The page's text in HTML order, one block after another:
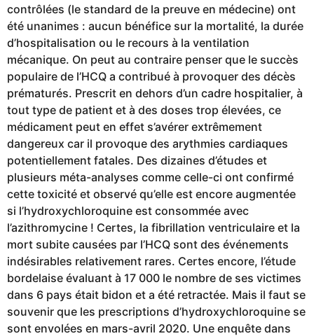
contrôlées (le standard de la preuve en médecine) ont
été unanimes : aucun bénéfice sur la mortalité, la durée
d’hospitalisation ou le recours à la ventilation
mécanique. On peut au contraire penser que le succès
populaire de l’HCQ a contribué à provoquer des décès
prématurés. Prescrit en dehors d’un cadre hospitalier, à
tout type de patient et à des doses trop élevées, ce
médicament peut en effet s’avérer extrêmement
dangereux car il provoque des arythmies cardiaques
potentiellement fatales. Des dizaines d’études et
plusieurs méta-analyses comme celle-ci ont confirmé
cette toxicité et observé qu’elle est encore augmentée
si l’hydroxychloroquine est consommée avec
l’azithromycine ! Certes, la fibrillation ventriculaire et la
mort subite causées par l’HCQ sont des événements
indésirables relativement rares. Certes encore, l’étude
bordelaise évaluant à 17 000 le nombre de ses victimes
dans 6 pays était bidon et a été retractée. Mais il faut se
souvenir que les prescriptions d’hydroxychloroquine se
sont envolées en mars-avril 2020. Une enquête dans